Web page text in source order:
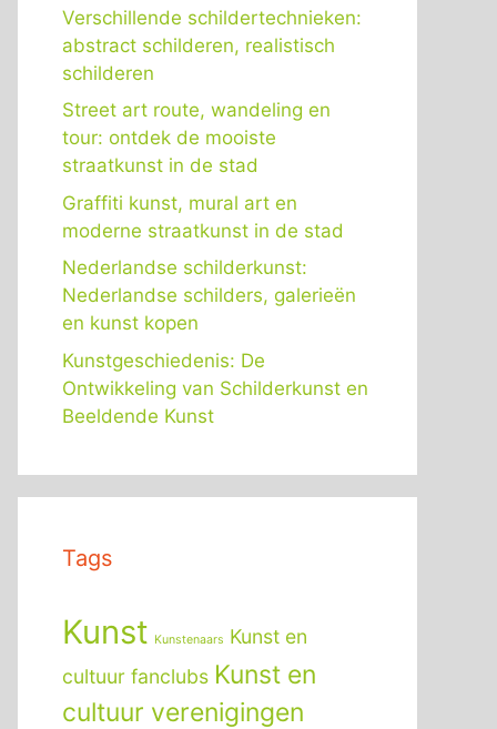
Verschillende schildertechnieken:
abstract schilderen, realistisch
schilderen
Street art route, wandeling en
tour: ontdek de mooiste
straatkunst in de stad
Graffiti kunst, mural art en
moderne straatkunst in de stad
Nederlandse schilderkunst:
Nederlandse schilders, galerieën
en kunst kopen
Kunstgeschiedenis: De
Ontwikkeling van Schilderkunst en
Beeldende Kunst
Tags
Kunst Kunstenaars Kunst en
cultuur fanclubs Kunst en
cultuur verenigingen